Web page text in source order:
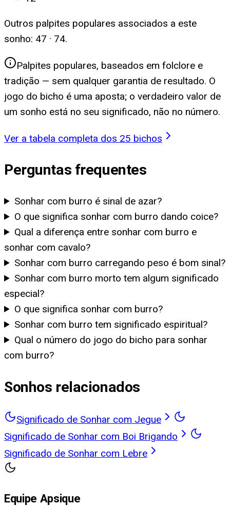
Outros palpites populares associados a este
sonho: 47 · 74.
Palpites populares, baseados em folclore e
tradição — sem qualquer garantia de resultado. O
jogo do bicho é uma aposta; o verdadeiro valor de
um sonho está no seu significado, não no número.
Ver a tabela completa dos 25 bichos
Perguntas frequentes
Sonhar com burro é sinal de azar?
O que significa sonhar com burro dando coice?
Qual a diferença entre sonhar com burro e
sonhar com cavalo?
Sonhar com burro carregando peso é bom sinal?
Sonhar com burro morto tem algum significado
especial?
O que significa sonhar com burro?
Sonhar com burro tem significado espiritual?
Qual o número do jogo do bicho para sonhar
com burro?
Sonhos relacionados
Significado de Sonhar com Jegue
Significado de Sonhar com Boi Brigando
Significado de Sonhar com Lebre
Equipe Apsique